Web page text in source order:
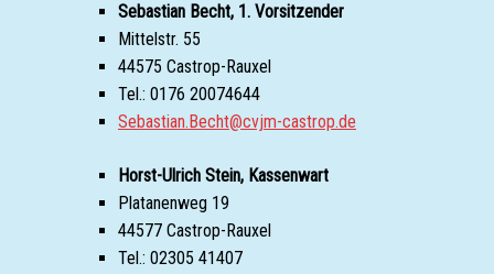
Sebastian Becht, 1. Vorsitzender
Mittelstr. 55
44575 Castrop-Rauxel
Tel.: 0176 20074644
Sebastian.Becht@cvjm-castrop.de
Horst-Ulrich Stein, Kassenwart
Platanenweg 19
44577 Castrop-Rauxel
Tel.: 02305 41407